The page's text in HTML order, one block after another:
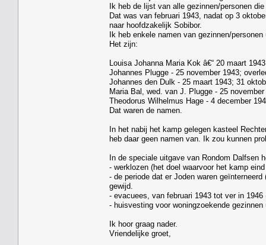
Ik heb de lijst van alle gezinnen/personen
Dat was van februari 1943, nadat op 3
naar hoofdzakelijk Sobibor.
Ik heb enkele namen van gezinnen/
Het zijn:
Louisa Johanna Maria Kok â€“ 20 maart
Johannes Plugge - 25 november 1943;
Johannes den Dulk - 25 maart 1943; 31
Maria Bal, wed. van J. Plugge - 25
Theodorus Wilhelmus Hage - 4 december
Dat waren de namen.
In het nabij het kamp gelegen kasteel
heb daar geen namen van. Ik zou kunnen
In de speciale uitgave van Rondom Dalfsen
- werklozen (het doel waarvoor het kamp
- de periode dat er Joden waren
gewijd.
- evacuees, van februari 1943 tot ver in 1946
- huisvesting voor woningzoekende gezinnen
Ik hoor graag nader.
Vriendelijke groet,